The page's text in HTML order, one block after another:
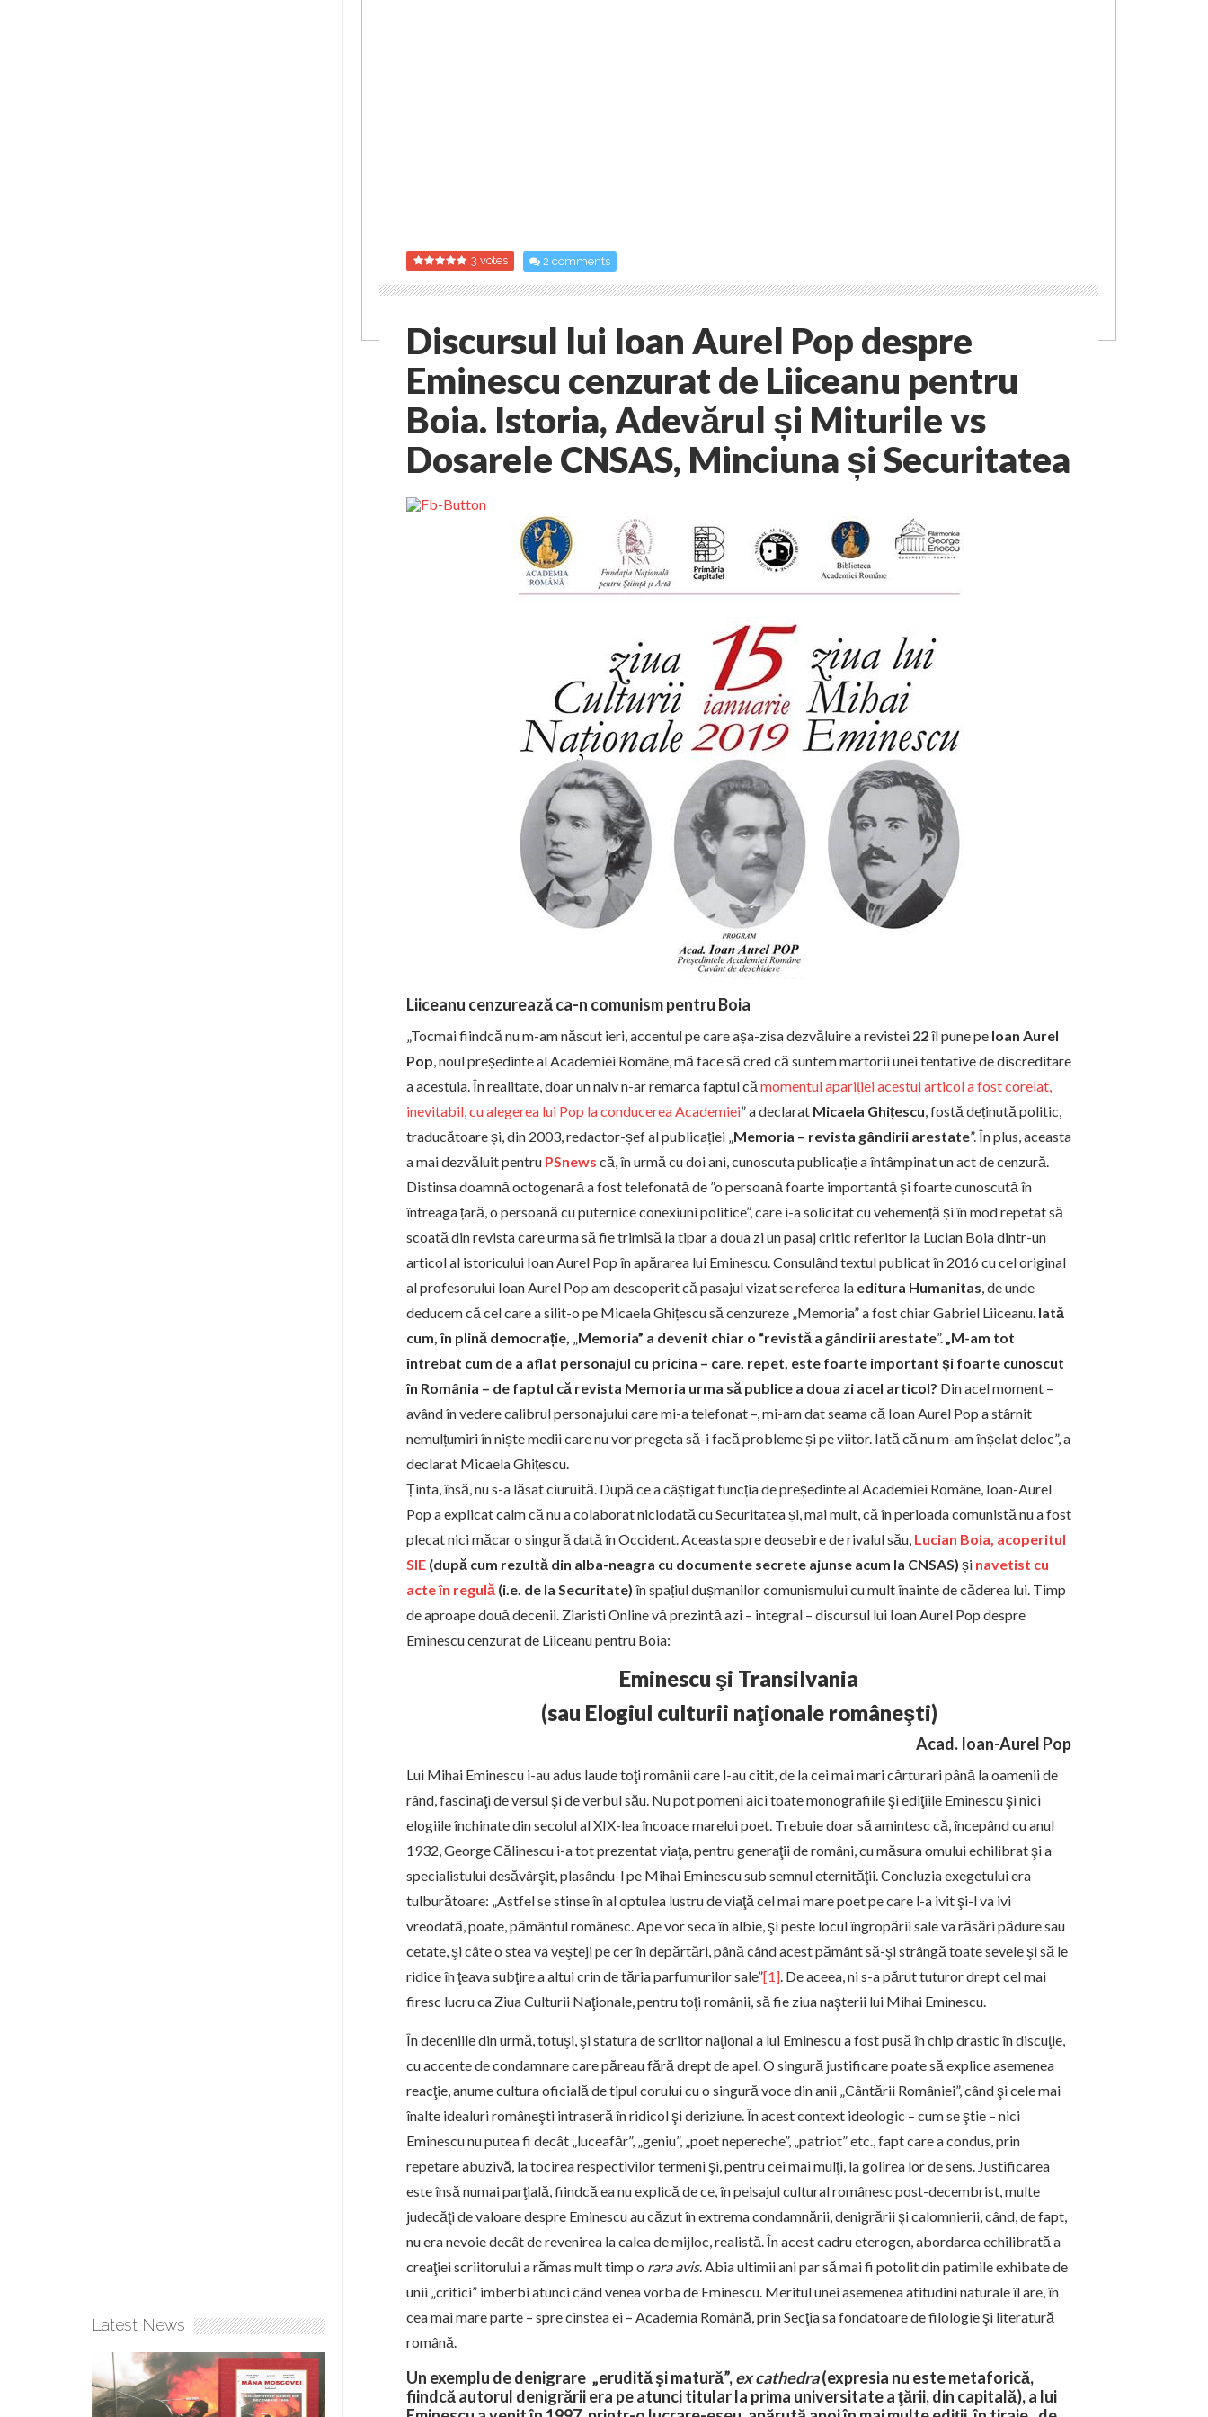
3 votes 2 comments
Discursul lui Ioan Aurel Pop despre
Eminescu cenzurat de Liiceanu pentru
Boia. Istoria, Adevărul și Miturile vs
Dosarele CNSAS, Minciuna și Securitatea
Liiceanu cenzurează ca-n comunism pentru Boia
„Tocmai fiindcă nu m-am născut ieri, accentul pe care așa-zisa dezvăluire a revistei 22îl pune pe Ioan Aurel
Pop, noul președinte al Academiei Române, mă face să cred că suntem martorii unei tentative de discreditare
a acestuia. În realitate, doar un naiv n-ar remarca faptul că momentul apariției acestui articol a fost corelat,
inevitabil, cu alegerea lui Pop la conducerea Academiei” a declarat Micaela Ghițescu, fostă deținută politic,
traducătoare și, din 2003, redactor-șef al publicației „Memoria – revista gândirii arestate”. În plus, aceasta
a mai dezvăluit pentru PSnews că, în urmă cu doi ani, cunoscuta publicație a întâmpinat un act de cenzură.
Distinsa doamnă octogenară a fost telefonată de ”o persoană foarte importantă și foarte cunoscută în
întreaga țară, o persoană cu puternice conexiuni politice”, care i-a solicitat cu vehemență și în mod repetat să
scoată din revista care urma să fie trimisă la tipar a doua zi un pasaj critic referitor la Lucian Boia dintr-un
articol al istoricului Ioan Aurel Pop în apărarea lui Eminescu. Consulând textul publicat în 2016 cu cel original
al profesorului Ioan Aurel Pop am descoperit că pasajul vizat se referea la editura Humanitas, de unde
deducem că cel care a silit-o pe Micaela Ghițescu să cenzureze „Memoria” a fost chiar Gabriel Liiceanu. Iată
cum, în plină democrație, „Memoria” a devenit chiar o “revistă a gândirii arestate”.„M-am tot
întrebat cum de a aflat personajul cu pricina – care, repet, este foarte important și foarte cunoscut
în România – de faptul că revista Memoria urma să publice a doua zi acel articol? Din acel moment –
având în vedere calibrul personajului care mi-a telefonat –, mi-am dat seama că Ioan Aurel Pop a stârnit
nemulțumiri în niște medii care nu vor pregeta să-i facă probleme și pe viitor. Iată că nu m-am înșelat deloc”, a
declarat Micaela Ghițescu.
Ținta, însă, nu s-a lăsat ciuruită. După ce a câștigat funcția de președinte al Academiei Române, Ioan-Aurel
Pop a explicat calm că nu a colaborat niciodată cu Securitatea și, mai mult, că în perioada comunistă nu a fost
plecat nici măcar o singură dată în Occident. Aceasta spre deosebire de rivalul său, Lucian Boia, acoperitul
SIE (după cum rezultă din alba-neagra cu documente secrete ajunse acum la CNSAS) și navetist cu
acte în regulă (i.e. de la Securitate) în spațiul dușmanilor comunismului cu mult înainte de căderea lui. Timp
de aproape două decenii. Ziaristi Online vă prezintă azi – integral – discursul lui Ioan Aurel Pop despre
Eminescu cenzurat de Liiceanu pentru Boia:
Eminescu şi Transilvania
(sau Elogiul culturii naţionale româneşti)
Acad. Ioan-Aurel Pop
Lui Mihai Eminescu i-au adus laude toţi românii care l-au citit, de la cei mai mari cărturari până la oamenii de
rând, fascinaţi de versul şi de verbul său. Nu pot pomeni aici toate monografiile şi ediţiile Eminescu şi nici
elogiile închinate din secolul al XIX-lea încoace marelui poet. Trebuie doar să amintesc că, începând cu anul
1932, George Călinescu i-a tot prezentat viaţa, pentru generaţii de români, cu măsura omului echilibrat şi a
specialistului desăvârşit, plasându-l pe Mihai Eminescu sub semnul eternităţii. Concluzia exegetului era
tulburătoare: „Astfel se stinse în al optulea lustru de viaţă cel mai mare poet pe care l-a ivit şi-l va ivi
vreodată, poate, pământul românesc. Ape vor seca în albie, şi peste locul îngropării sale va răsări pădure sau
cetate, şi câte o stea va veşteji pe cer în depărtări, până când acest pământ să-şi strângă toate sevele şi să le
ridice în ţeava subţire a altui crin de tăria parfumurilor sale”[1]. De aceea, ni s-a părut tuturor drept cel mai
firesc lucru ca Ziua Culturii Naţionale, pentru toţi românii, să fie ziua naşterii lui Mihai Eminescu.
În deceniile din urmă, totuşi, şi statura de scriitor naţional a lui Eminescu a fost pusă în chip drastic în discuţie,
cu accente de condamnare care păreau fără drept de apel. O singură justificare poate să explice asemenea
reacţie, anume cultura oficială de tipul corului cu o singură voce din anii „Cântării României”, când şi cele mai
înalte idealuri româneşti intraseră în ridicol şi deriziune. În acest context ideologic – cum se ştie – nici
Eminescu nu putea fi decât „luceafăr”, „geniu”, „poet nepereche”, „patriot” etc., fapt care a condus, prin
repetare abuzivă, la tocirea respectivilor termeni şi, pentru cei mai mulţi, la golirea lor de sens. Justificarea
este însă numai parţială, fiindcă ea nu explică de ce, în peisajul cultural românesc post-decembrist, multe
judecăţi de valoare despre Eminescu au căzut în extrema condamnării, denigrării şi calomnierii, când, de fapt,
nu era nevoie decât de revenirea la calea de mijloc, realistă. În acest cadru eterogen, abordarea echilibrată a
creaţiei scriitorului a rămas mult timp o rara avis. Abia ultimii ani par să mai fi potolit din patimile exhibate de
unii „critici” imberbi atunci când venea vorba de Eminescu. Meritul unei asemenea atitudini naturale îl are, în
cea mai mare parte – spre cinstea ei – Academia Română, prin Secţia sa fondatoare de filologie şi literatură
română.
Un exemplu de denigrare „erudită şi matură”,ex cathedra(expresia nu este metaforică,
fiindcă autorul denigrării era pe atunci titular la prima universitate a ţării, din capitală), a lui
Latest News